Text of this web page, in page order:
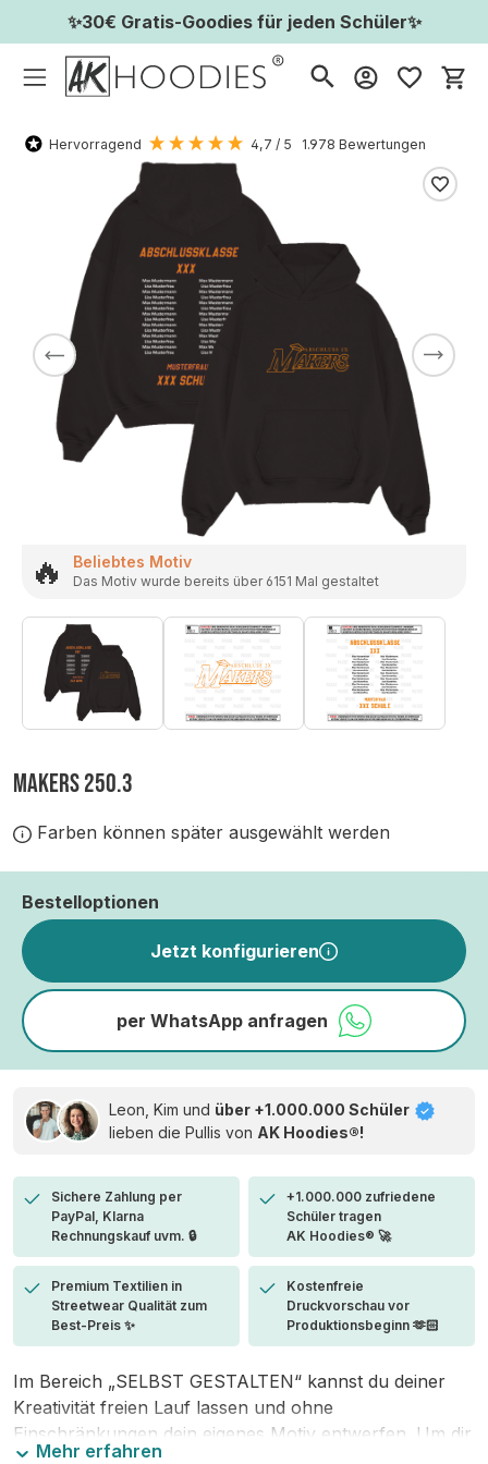
✨30€ Gratis-Goodies für jeden Schüler✨
Hervorragend 4,7 / 5 1.978 Bewertungen
🔥 Beliebtes Motiv
Das Motiv wurde bereits über 6151 Mal gestaltet
MAKERS 250.3
Farben können später ausgewählt werden
Bestelloptionen
Jetzt konfigurieren
per WhatsApp anfragen
Leon, Kim und über +1.000.000 Schüler
lieben die Pullis von AK Hoodies®!
Sichere Zahlung per
PayPal, Klarna
Rechnungskauf uvm. 🔒
+1.000.000 zufriedene
Schüler tragen
AK Hoodies® 🚀
Premium Textilien in
Streetwear Qualität zum
Best-Preis ✨
Kostenfreie
Druckvorschau vor
Produktionsbeginn 🫶🏻
Im Bereich „SELBST GESTALTEN“ kannst du deiner
Kreativität freien Lauf lassen und ohne
Einschränkungen dein eigenes Motiv entwerfen. Um dir
Mehr erfahren